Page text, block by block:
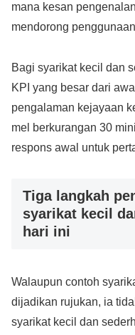
mana kesan
mendorong
Bagi syarikat kecil dan
KPI yang besar dari
pengalaman kejayaan
mel berkurangan 30
respons awal untuk
Tiga langkah
syarikat kecil
hari ini
Walaupun contoh
dijadikan rujukan, ia
syarikat kecil dan